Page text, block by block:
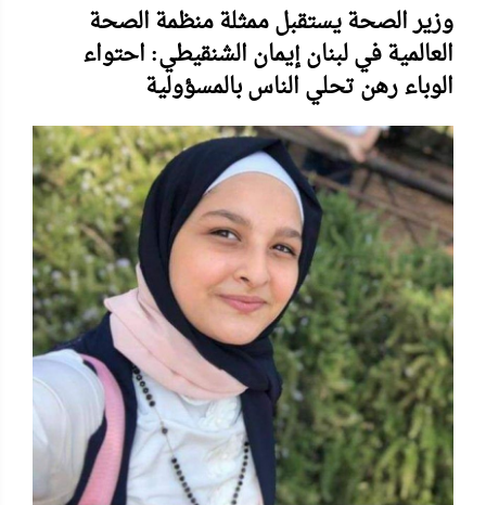
وزير الصحة يستقبل ممثلة ​منظمة الصحة
العالمية​ في ​لبنان​ ​إيمان الشنقيطي: احتواء
الوباء رهن تحلي الناس بالمسؤولية